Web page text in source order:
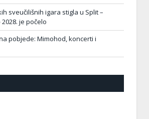
sveučilišnih igara stigla u Split –
je počelo
pobjede: Mimohod, koncerti i